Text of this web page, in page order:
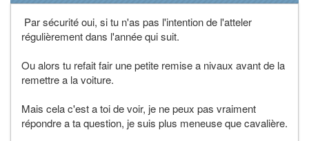
Par sécurité oui, si tu n'as pas l'intention de l'atteler
régulièrement dans l'année qui suit.
Ou alors tu refait fair une petite remise a nivaux avant de la
remettre a la voiture.
Mais cela c'est a toi de voir, je ne peux pas vraiment
répondre a ta question, je suis plus meneuse que cavalière.